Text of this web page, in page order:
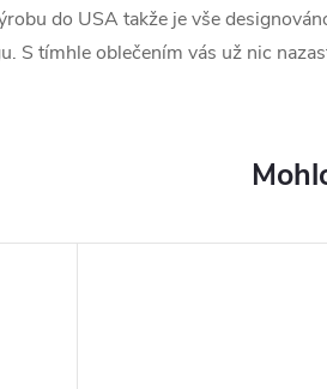
do USA takže je vše
S tímhle oblečením vás už nic